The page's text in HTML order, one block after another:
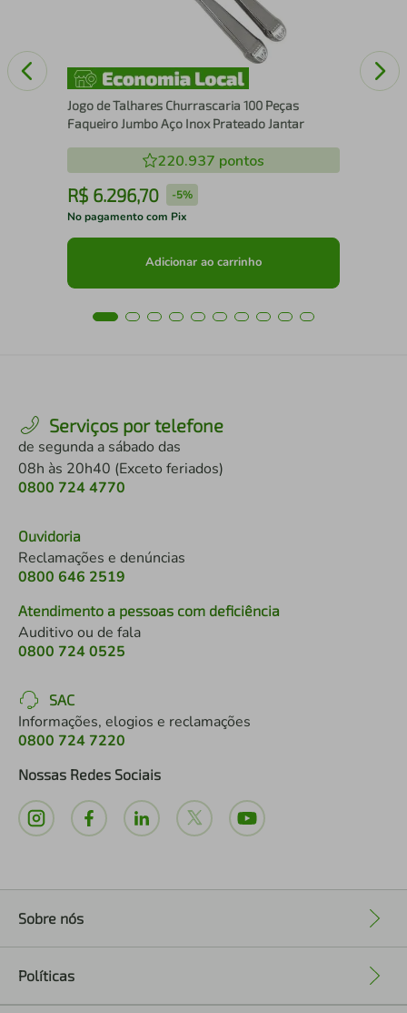
Jogo de Talhares Churrascaria 100 Peças
Faqueiro Jumbo Aço Inox Prateado Jantar
220.937 pontos
R$ 6.296,70 -5%
No pagamento com Pix
Adicionar ao carrinho
Serviços por telefone
de segunda a sábado das
08h às 20h40 (Exceto feriados)
0800 724 4770
Ouvidoria
Reclamações e denúncias
0800 646 2519
Atendimento a pessoas com deficiência
Auditivo ou de fala
0800 724 0525
SAC
Informações, elogios e reclamações
0800 724 7220
Nossas Redes Sociais
Sobre nós
Políticas